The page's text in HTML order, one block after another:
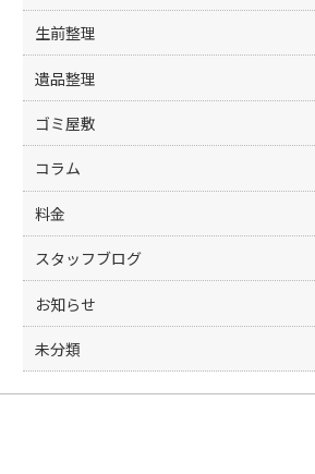
生前整理
遺品整理
ゴミ屋敷
コラム
料金
スタッフブログ
お知らせ
未分類